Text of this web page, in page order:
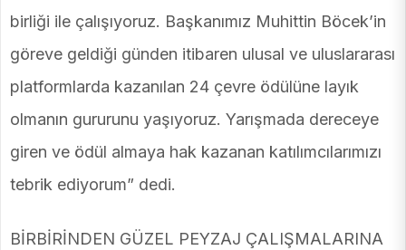
birliği ile çalışıyoruz. Başkanımız Muhittin Böcek’in
göreve geldiği günden itibaren ulusal ve uluslararası
platformlarda kazanılan 24 çevre ödülüne layık
olmanın gururunu yaşıyoruz. Yarışmada dereceye
giren ve ödül almaya hak kazanan katılımcılarımızı
tebrik ediyorum” dedi.
BİRBİRİNDEN GÜZEL PEYZAJ ÇALIŞMALARINA